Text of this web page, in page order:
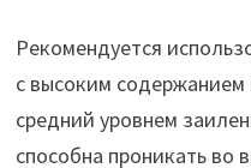
Рекомендуется
с высоким
средний уровнем
способна проникать во